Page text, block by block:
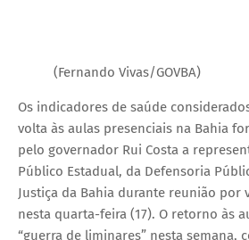
(Fernando Vivas/GOVBA)
Os indicadores de saúde
volta às aulas presenciais na Bahia
pelo governador Rui Costa a
Público Estadual, da Defensoria
Justiça da Bahia durante reunião por
nesta quarta-feira (17). O retorno às
“guerra de liminares” nesta semana,